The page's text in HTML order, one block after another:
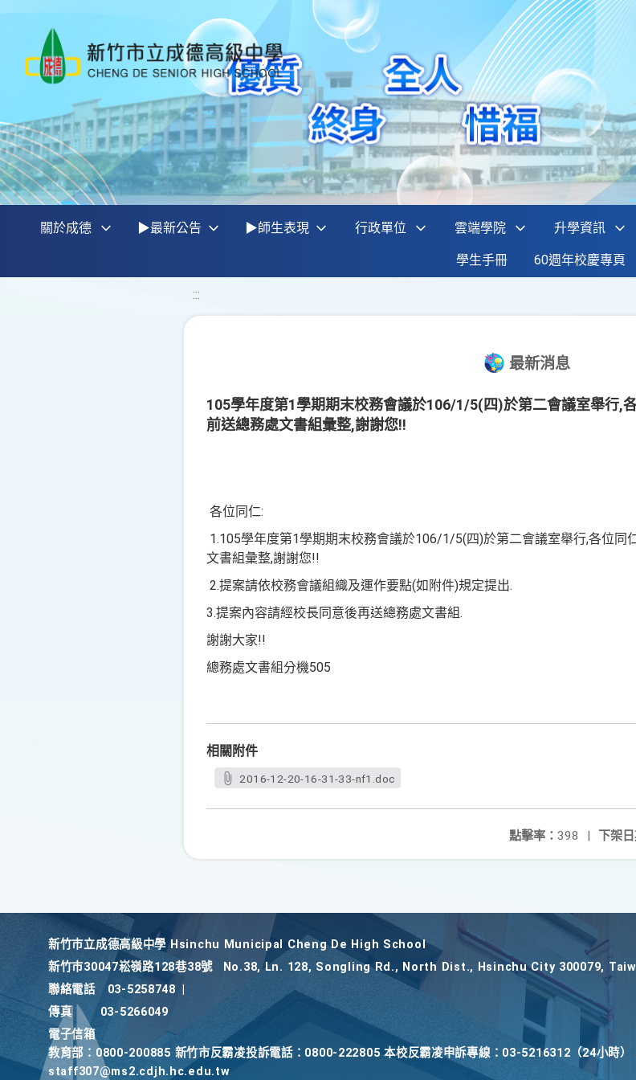
關於成德 ▶最新公告 ▶師生表現 行政單位 雲端學院 升學資訊
學生手冊 60週年校慶專頁
:::
最新消息
105學年度第1學期期末校務會議於106/1/5(四)於第二會議室舉行,
前送總務處文書組彙整,謝謝您!!
各位同仁:
1.105學年度第1學期期末校務會議於106/1/5(四)於第二會議室舉行,各位
文書組彙整,謝謝您!!
2.提案請依校務會議組織及運作要點(如附件)規定提出.
3.提案內容請經校長同意後再送總務處文書組.
謝謝大家!!
總務處文書組分機505
相關附件
2016-12-20-16-31-33-nf1.doc
下架日
點擊率： 398 |
新竹巿立成德高級中學 Hsinchu Municipal Cheng De High School
新竹巿30047崧嶺路128巷38號
No.38, Ln. 128, Songling Rd., North Dist., Hsinchu City 300079,
聯絡電話
03-5258748
傳真
03-5266049
電子信箱
教育部：0800-200885 新竹市反霸凌投訴電話：0800-222805 本校反霸凌申訴專線：03-5216312（24小時）
staff307@ms2.cdjh.hc.edu.tw